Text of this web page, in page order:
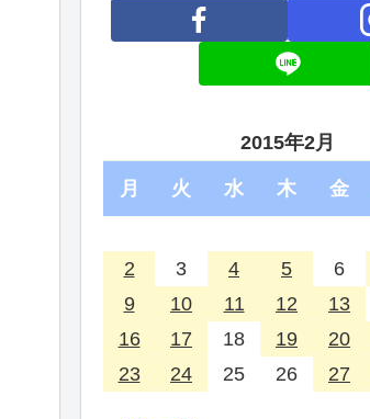
2015年2月
月 火 水 木 金
2
3 4 5 6
9
10 11 12 13
16
17 18 19 20
23
24 25 26 27